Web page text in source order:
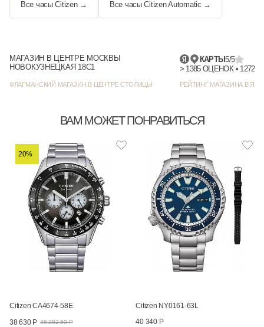
Все часы Citizen → Все часы Citizen Automatic →
МАГАЗИН В ЦЕНТРЕ МОСКВЫ
НОВОКУЗНЕЦКАЯ 18С1
ФЛАГМАНСКИЙ МАГАЗИН В ЦЕНТРЕ СТОЛИЦЫ
КАРТЫ5/5
РЕЙТИНГ МАГАЗИНА В
ВАМ МОЖЕТ ПОНРАВИТЬСЯ
20%
Citizen CA4674-58E
38 630 Р 48 282.50 Р
Citizen NY0161-63L
40 340 Р